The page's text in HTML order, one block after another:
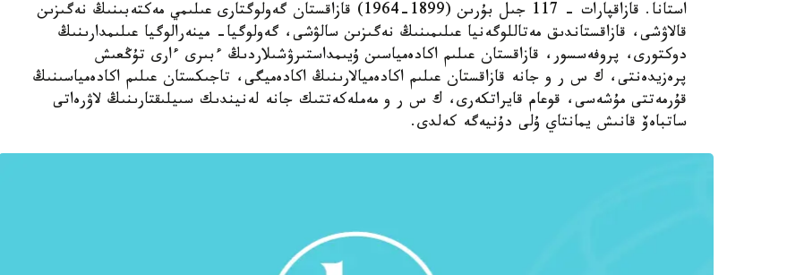
استانا. قازاقپارات - 117 جىل بۇرىن (1899-1964) قازاقستان گەولوگتارى عىلىمي مەكتەبىنىڭ نەگىزىن
قالاۋشى، قازاقستاندىق مەتاللوگەنيا عىلىمىنىڭ نەگىزىن سالۋشى، گەولوگيا- مينەرالوگيا عىلىمدارىنىڭ
دوكتورى، پروفەسسور، قازاقستان عىلىم اكادەمياسىن ۇيىمداستىرۋشىلاردىڭ ءبىرى ءارى تۇڭعىش
پرەزيدەنتى، ك س ر و جانە قازاقستان عىلىم اكادەميالارىنىڭ اكادەميگى، تاجىكستان عىلىم اكادەمياسىنىڭ
قۇرمەتتى مۇشەسى، قوعام قايراتكەرى، ك س ر و مەملەكەتتىك جانە لەنيندىك سىيلىقتارىنىڭ لاۋرەاتى
ساتباەۆ قانىش يمانتاي ۇلى دۇنيەگە كەلدى.